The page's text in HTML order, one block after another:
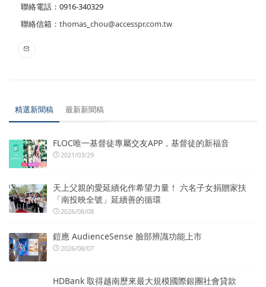
聯絡電話：0916-340329
聯絡信箱： thomas_chou@accesspr.com.tw
精選新聞稿 最新新聞稿
FLOC唯一基督徒專屬交友APP，基督徒的新福音
2021/03/29
天上父親的愛延續化作希望力量！ 六名子女捐贈家扶
「南投映全號」延續善的循環
2026/08/08
鎧應 AudienceSense 臉部辨識功能上市
2026/08/07
HDBank 取得越南歷來最大規模國際銀團社會貸款